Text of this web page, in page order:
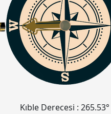
Kıble Derecesi :265.53°